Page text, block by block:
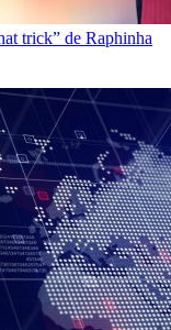
trick” de Raphinha